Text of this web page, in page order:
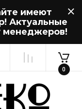
имеют
Актуальные
менеджеров!
0